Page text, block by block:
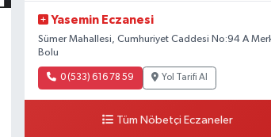
Yasemin Eczanesi
Sümer Mahallesi, Cumhuriyet Caddesi No:94 A
Bolu
0 (533) 616 78 59 Yol Tarifi Al
Tüm Nöbetçi Eczaneler